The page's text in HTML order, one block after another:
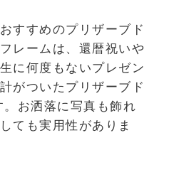
すすめのプリザーブド
レームは、還暦祝いや
に何度もないプレゼン
がついたプリザーブド
お洒落に写真も飾れ
ても実用性がありま